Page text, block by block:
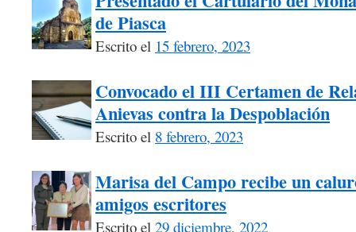
de Piasca
Escrito el 15 febrero, 2023
Convocado el III Certamen de
Anievas contra la Despoblación
Escrito el 8 febrero, 2023
Marisa del Campo recibe un
amigos escritores
Escrito el 29 diciembre, 2022